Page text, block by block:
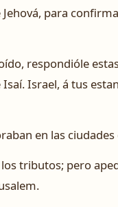
para
respondióle
­Israel, á tus
en las ciudades
tributos; pero